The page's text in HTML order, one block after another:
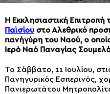
Η Εκκλησιαστική Επιτροπή
Παϊσίου στο Αλεθρικό
πανήγύρη του Ναού, ο
Ιερό Ναό Παναγίας
Το Σάββατο, 11 Ιουλίου,
Πανηγυρικός Εσπερινός,
Πανιερωτάτου